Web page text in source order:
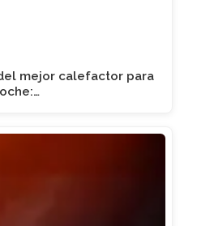
mejor calefactor para